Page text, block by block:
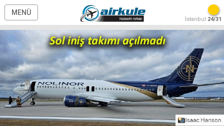
MENÜ
İstanbul 24/31